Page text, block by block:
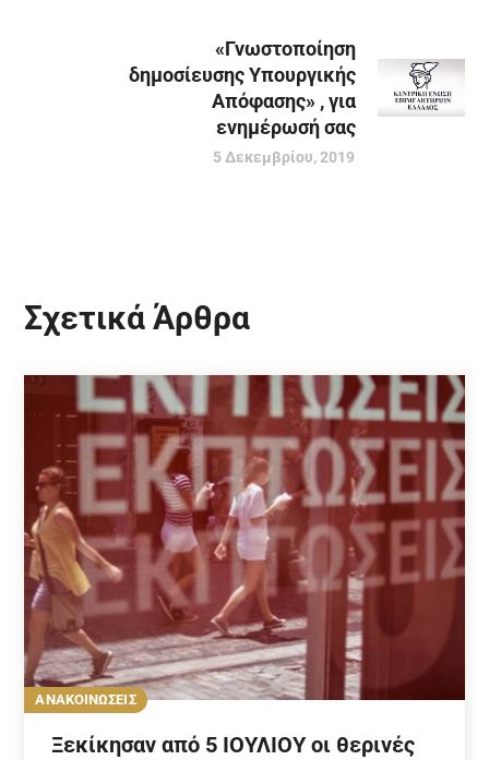
«Γνωστοποίηση
δημοσίευσης Υπουργικής
Απόφασης» , για
ενημέρωσή σας
5 Δεκεμβρίου, 2019
Σχετικά Άρθρα
ΑΝΑΚΟΙΝΩΣΕΙΣ
Ξεκίκησαν από 5 ΙΟΥΛΙΟΥ οι θερινές